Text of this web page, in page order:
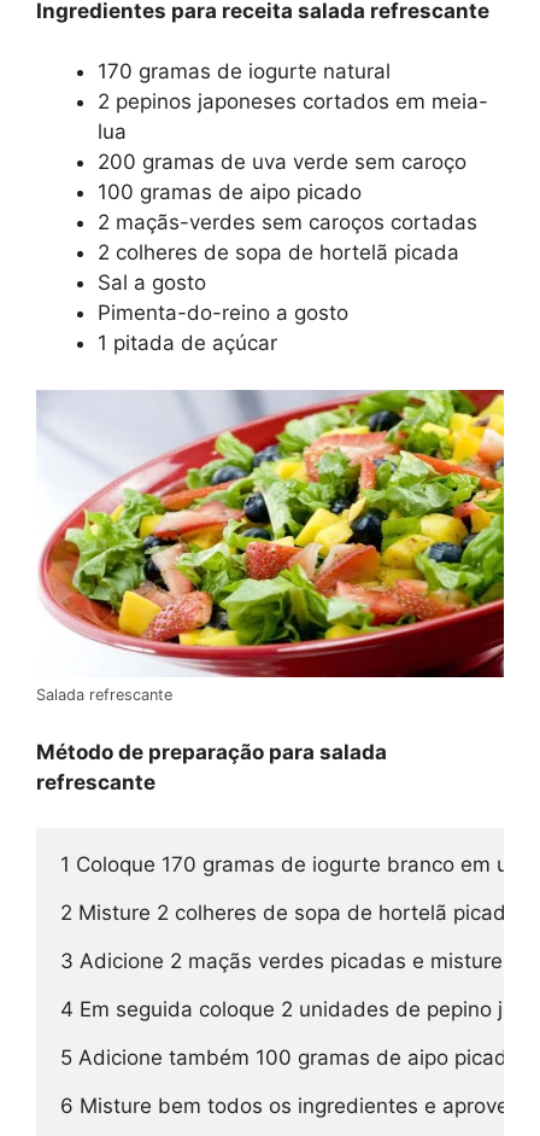
Ingredientes para receita salada refrescante
170 gramas de iogurte natural
2 pepinos japoneses cortados em meia-
lua
200 gramas de uva verde sem caroço
100 gramas de aipo picado
2 maçãs-verdes sem caroços cortadas
2 colheres de sopa de hortelã picada
Sal a gosto
Pimenta-do-reino a gosto
1 pitada de açúcar
Salada refrescante
Método de preparação para salada
refrescante
1 Coloque 170 gramas de iogurte branco em
2 Misture 2 colheres de sopa de hortelã picada,
3 Adicione 2 maçãs verdes picadas e misture
4 Em seguida coloque 2 unidades de pepino
5 Adicione também 100 gramas de aipo picado.
6 Misture bem todos os ingredientes e aproveite.